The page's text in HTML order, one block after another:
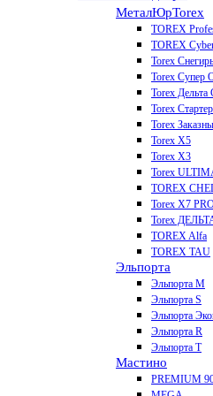
МеталЮрTorex
TOREX
TOREX
Torex Снегирь
Torex Супер
Torex Дельта
Torex Стартер
Torex
Torex Х5
Torex Х3
Torex
TOREX
Torex X7
Torex
TOREX Alfa
TOREX TAU
Эльпорта
Эльпорта M
Эльпорта S
Эльпорта
Эльпорта R
Эльпорта Т
Мастино
PREMIUM